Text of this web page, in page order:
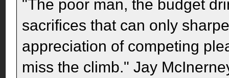
"The poor man, the budget
sacrifices that can only
appreciation of competing
miss the climb." Jay